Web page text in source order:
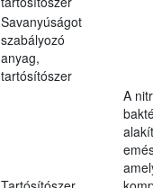
Savanyúságot
szabályozó
anyag,
tartósítószer
A